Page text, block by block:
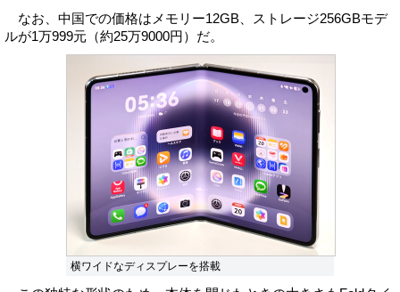
なお、中国での価格はメモリー12GB、ストレージ256GBモデ
ルが1万999元（約25万9000円）だ。
横ワイドなディスプレーを搭載